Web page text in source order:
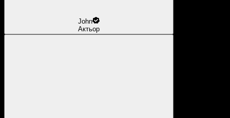
John
Актьор